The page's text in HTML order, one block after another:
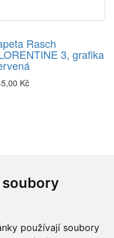
soubory
používají soubory
Rasch
3, grafika
Kč